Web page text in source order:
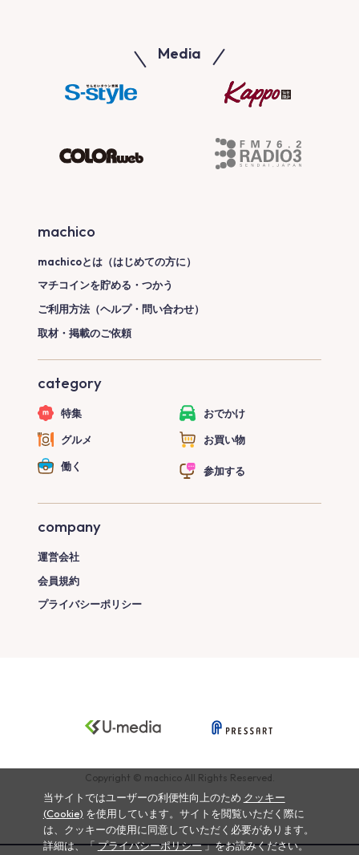
Media
machico
machicoとは（はじめての方に）
マチコインを貯める・つかう
ご利用方法（ヘルプ・問い合わせ）
取材・掲載のご依頼
category
特集 おでかけ
グルメ お買い物
働く 参加する
company
運営会社
会員規約
プライバシーポリシー
Copyright © machico All Rights Reserved.
当サイトではユーザーの利便性向上のため クッキー
(Cookie) を使用しています。サイトを閲覧いただく際に
は、クッキーの使用に同意していただく必要があります。
詳細は、「プライバシーポリシー」をお読みください。